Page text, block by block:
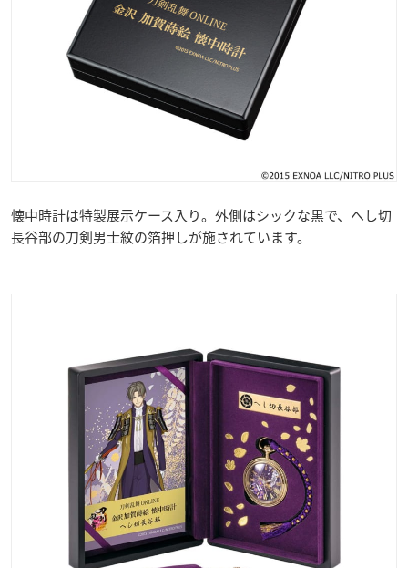
懐中時計は特製展示ケース入り。外側はシックな黒で、へし切
長谷部の刀剣男士紋の箔押しが施されています。